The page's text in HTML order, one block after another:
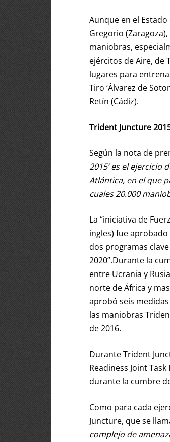
Aunque en el
Gregorio
maniobras,
ejércitos de Aire, de
lugares para
Tiro ‘Álvarez de
Retín (Cádiz).
Trident Juncture
Según la nota de
2015’ es el ejercicio
Atlántica, en el que
cuales 20.000
La “iniciativa de
ingles) fue
dos programas
2020”.Durante la
entre Ucrania y
norte de África y
aprobó seis
las maniobras
de 2016.
Durante Trident
Readiness Joint
durante la cumbre
Como para cada
Juncture, que se
complejo de